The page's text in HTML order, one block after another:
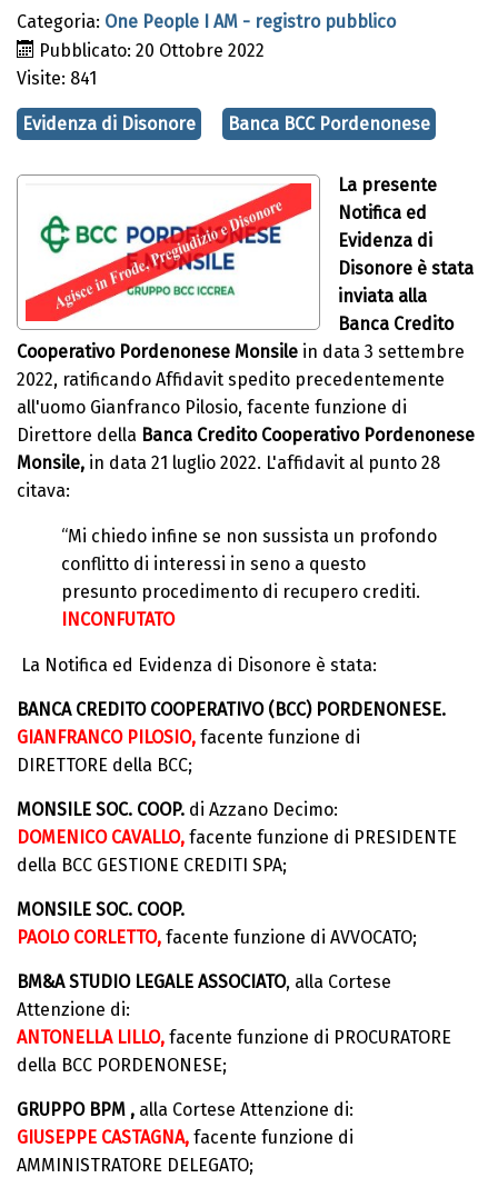
Categoria: One People I AM - registro pubblico
Pubblicato: 20 Ottobre 2022
Visite: 841
Evidenza di Disonore Banca BCC Pordenonese
La presente
Notifica ed
Evidenza di
Disonore è stata
inviata alla
Banca Credito
Cooperativo Pordenonese Monsile in data 3 settembre
2022, ratificando Affidavit spedito precedentemente
all'uomo Gianfranco Pilosio, facente funzione di
Direttore della Banca Credito Cooperativo Pordenonese
Monsile, in data 21 luglio 2022. L'affidavit al punto 28
citava:
“Mi chiedo infine se non sussista un profondo
conflitto di interessi in seno a questo
presunto procedimento di recupero crediti.
INCONFUTATO
La Notifica ed Evidenza di Disonore è stata:
BANCA CREDITO COOPERATIVO (BCC) PORDENONESE.
GIANFRANCO PILOSIO, facente funzione di
DIRETTORE della BCC;
MONSILE SOC. COOP. di Azzano Decimo:
DOMENICO CAVALLO, facente funzione di PRESIDENTE
della BCC GESTIONE CREDITI SPA;
MONSILE SOC. COOP.
PAOLO CORLETTO, facente funzione di AVVOCATO;
BM&A STUDIO LEGALE ASSOCIATO, alla Cortese
Attenzione di:
ANTONELLA LILLO, facente funzione di PROCURATORE
della BCC PORDENONESE;
GRUPPO BPM , alla Cortese Attenzione di:
GIUSEPPE CASTAGNA, facente funzione di
AMMINISTRATORE DELEGATO;